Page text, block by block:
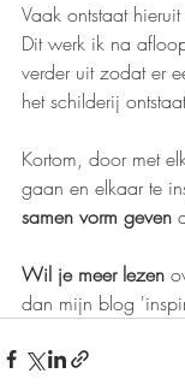
Vaak ontstaat
Dit werk ik na
verder uit zodat er
het schilderij
Kortom, door met
gaan en elkaar te
samen vorm geven
Wil je meer lezen
dan mijn blog